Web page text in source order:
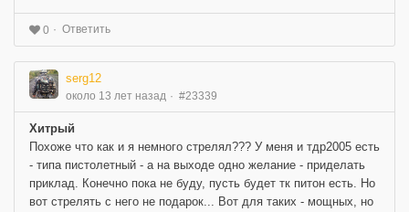
0 Ответить
serg12
около 13 лет назад #23339
Хитрый
Похоже что как и я немного стрелял??? У меня и тдр2005 есть
- типа пистолетный - а на выходе одно желание - приделать
приклад. Конечно пока не буду, пусть будет тк питон есть. Но
вот стрелять с него не подарок... Вот для таких - мощных, но